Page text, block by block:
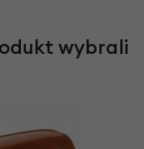
wybrali